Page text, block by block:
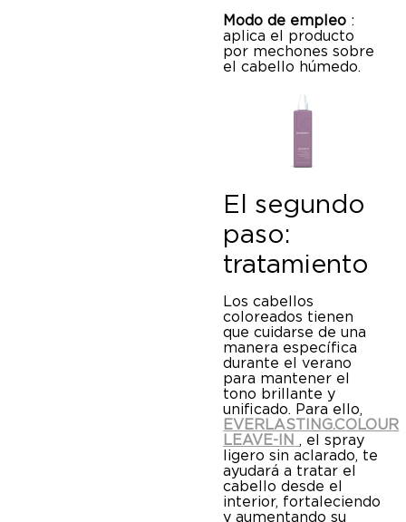
Modo de empleo :
aplica el producto
por mechones sobre
el cabello húmedo.
El segundo
paso:
tratamiento
Los cabellos
coloreados tienen
que cuidarse de una
manera específica
durante el verano
para mantener el
tono brillante y
unificado. Para ello,
EVERLASTING.COLOUR
LEAVE-IN , el spray
ligero sin aclarado, te
ayudará a tratar el
cabello desde el
interior, fortaleciendo
y aumentando su